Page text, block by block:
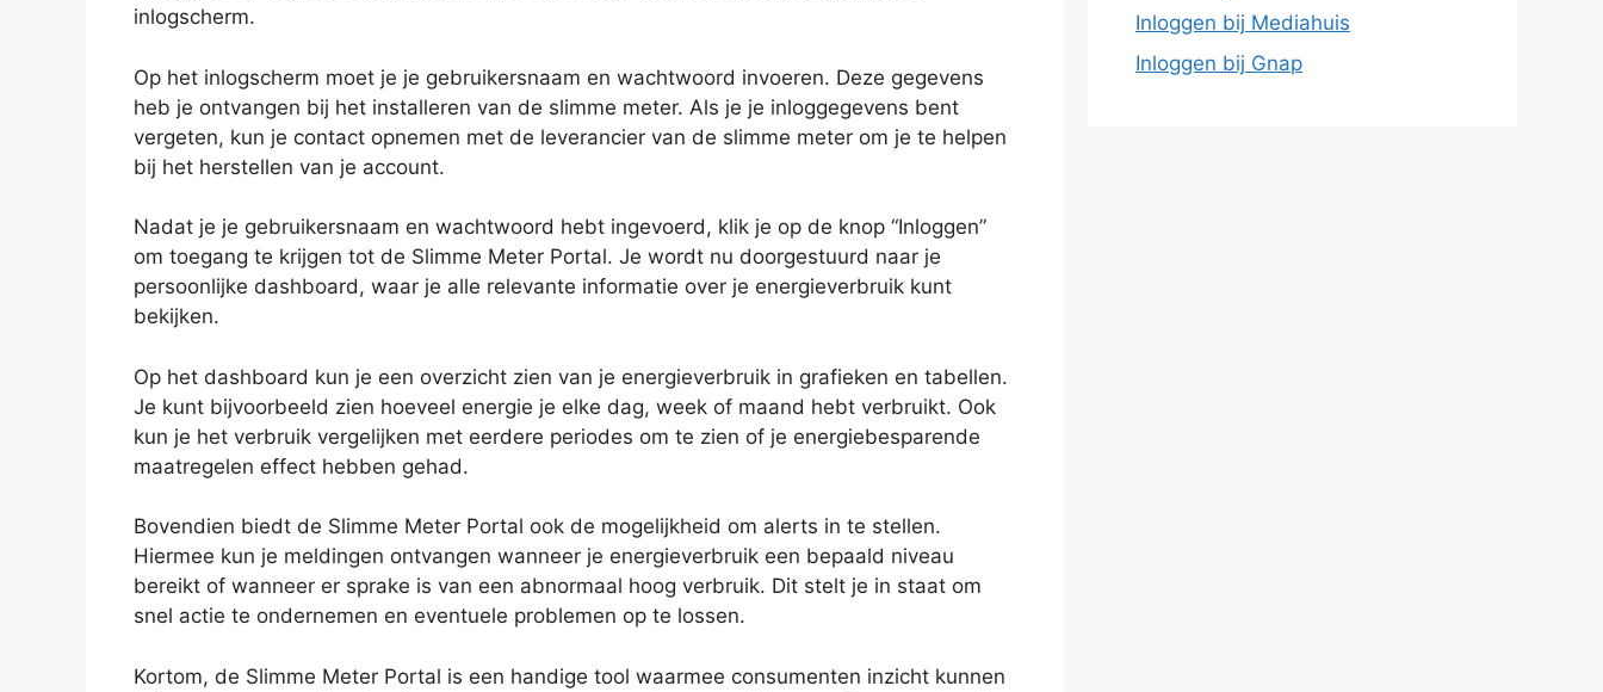
inlogscherm.
Op het inlogscherm moet je je gebruikersnaam en wachtwoord invoeren. Deze gegevens
heb je ontvangen bij het installeren van de slimme meter. Als je je inloggegevens bent
vergeten, kun je contact opnemen met de leverancier van de slimme meter om je te helpen
bij het herstellen van je account.
Nadat je je gebruikersnaam en wachtwoord hebt ingevoerd, klik je op de knop “Inloggen”
om toegang te krijgen tot de Slimme Meter Portal. Je wordt nu doorgestuurd naar je
persoonlijke dashboard, waar je alle relevante informatie over je energieverbruik kunt
bekijken.
Op het dashboard kun je een overzicht zien van je energieverbruik in grafieken en tabellen.
Je kunt bijvoorbeeld zien hoeveel energie je elke dag, week of maand hebt verbruikt. Ook
kun je het verbruik vergelijken met eerdere periodes om te zien of je energiebesparende
maatregelen effect hebben gehad.
Bovendien biedt de Slimme Meter Portal ook de mogelijkheid om alerts in te stellen.
Hiermee kun je meldingen ontvangen wanneer je energieverbruik een bepaald niveau
bereikt of wanneer er sprake is van een abnormaal hoog verbruik. Dit stelt je in staat om
snel actie te ondernemen en eventuele problemen op te lossen.
Kortom, de Slimme Meter Portal is een handige tool waarmee consumenten inzicht kunnen
Inloggen bij Mediahuis
Inloggen bij Gnap